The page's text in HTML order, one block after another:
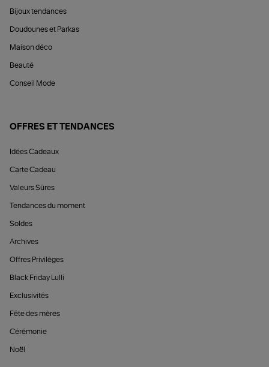
Bijoux tendances
Doudounes et Parkas
Maison déco
Beauté
Conseil Mode
OFFRES ET TENDANCES
Idées Cadeaux
Carte Cadeau
Valeurs Sûres
Tendances du moment
Soldes
Archives
Offres Privilèges
Black Friday Lulli
Exclusivités
Fête des mères
Cérémonie
Noël